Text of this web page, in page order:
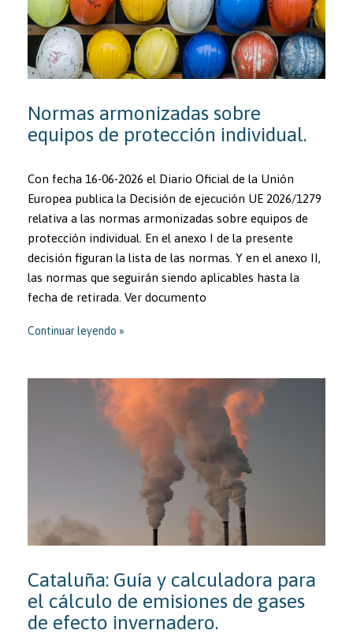
Normas armonizadas sobre
equipos de protección individual.
Con fecha 16-06-2026 el Diario Oficial de la Unión
Europea publica la Decisión de ejecución UE 2026/1279
relativa a las normas armonizadas sobre equipos de
protección individual. En el anexo I de la presente
decisión figuran la lista de las normas. Y en el anexo II,
las normas que seguirán siendo aplicables hasta la
fecha de retirada. Ver documento
Continuar leyendo
Cataluña: Guía y calculadora para
el cálculo de emisiones de gases
de efecto invernadero.